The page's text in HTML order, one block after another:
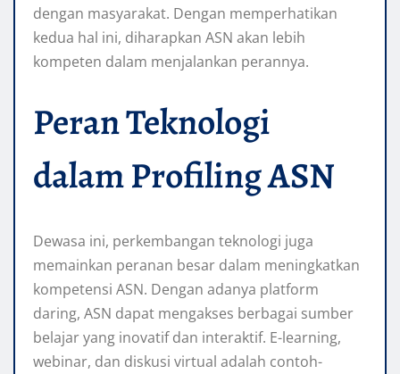
dengan masyarakat. Dengan memperhatikan
kedua hal ini, diharapkan ASN akan lebih
kompeten dalam menjalankan perannya.
Peran Teknologi
dalam Profiling ASN
Dewasa ini, perkembangan teknologi juga
memainkan peranan besar dalam meningkatkan
kompetensi ASN. Dengan adanya platform
daring, ASN dapat mengakses berbagai sumber
belajar yang inovatif dan interaktif. E-learning,
webinar, dan diskusi virtual adalah contoh-